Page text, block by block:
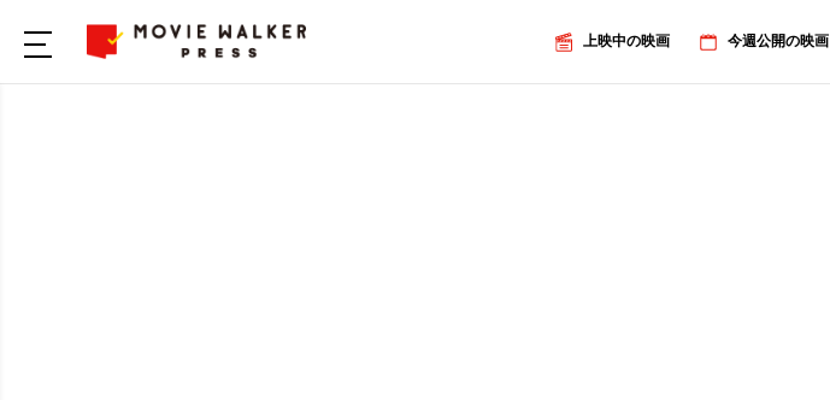
上映中の映画 今週公開の映画